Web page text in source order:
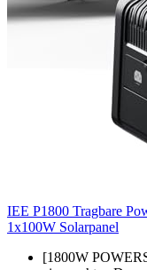
IEE P1800 Tragbare
1x100W Solarpanel
[1800W